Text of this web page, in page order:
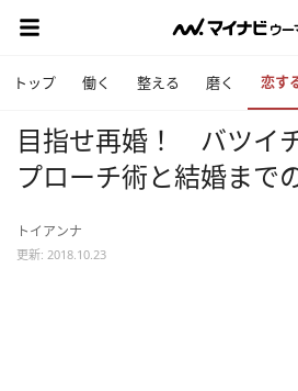
トップ 働く 整える 磨く 恋す
目指せ再婚！ バツイ
プローチ術と結婚まで
トイアンナ
更新: 2018.10.23